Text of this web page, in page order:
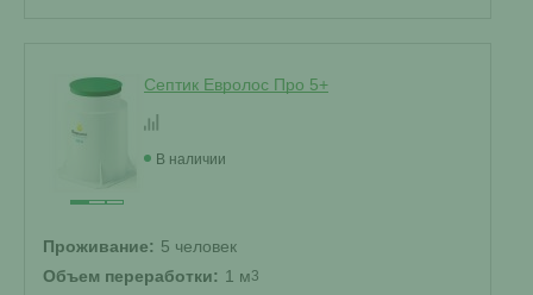
Септик Евролос Про 5+
В наличии
Проживание: 5 человек
Объем переработки: 1 м3